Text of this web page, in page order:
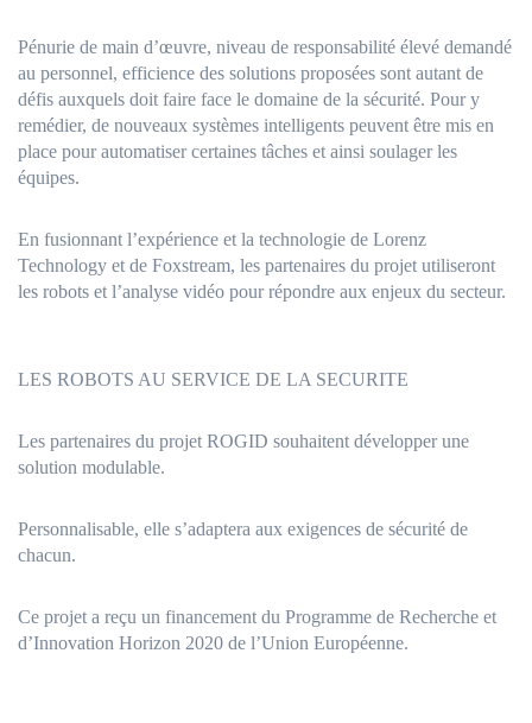
Pénurie de main d’œuvre, niveau de responsabilité élevé demandé
au personnel, efficience des solutions proposées sont autant de
défis auxquels doit faire face le domaine de la sécurité. Pour y
remédier, de nouveaux systèmes intelligents peuvent être mis en
place pour automatiser certaines tâches et ainsi soulager les
équipes.
En fusionnant l’expérience et la technologie de Lorenz
Technology et de Foxstream, les partenaires du projet utiliseront
les robots et l’analyse vidéo pour répondre aux enjeux du secteur.
LES ROBOTS AU SERVICE DE LA SECURITE
Les partenaires du projet ROGID souhaitent développer une
solution modulable.
Personnalisable, elle s’adaptera aux exigences de sécurité de
chacun.
Ce projet a reçu un financement du Programme de Recherche et
d’Innovation Horizon 2020 de l’Union Européenne.